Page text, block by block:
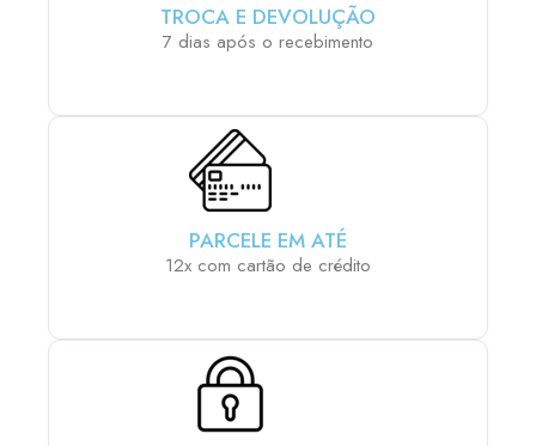
TROCA E DEVOLUÇÃO
7 dias após o recebimento
PARCELE EM ATÉ
12x com cartão de crédito